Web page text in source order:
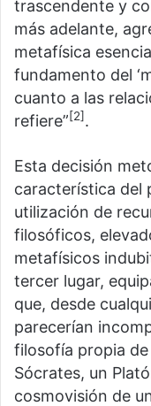
trascendente y
más adelante,
metafísica
fundamento del
cuanto a las
refiere”[2].
Esta decisión
característica del
utilización de
filosóficos,
metafísicos
tercer lugar,
que, desde
parecerían
filosofía propia
Sócrates, un
cosmovisión de